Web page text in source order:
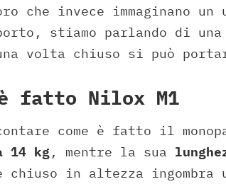
che invece immaginano
stiamo parlando di
volta chiuso si può
è fatto Nilox M1
come è fatto il
14 kg, mentre la sua
è chiuso in altezza